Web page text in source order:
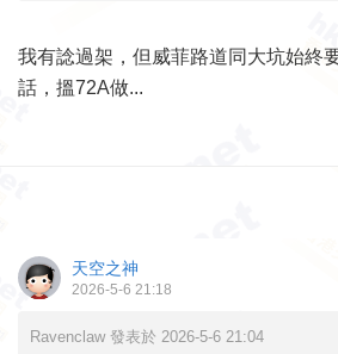
我有諗過架，但威菲路道同大坑始終
話，搵72A做...
天空之神
2026-5-6 21:18
Ravenclaw 發表於 2026-5-6 21:04